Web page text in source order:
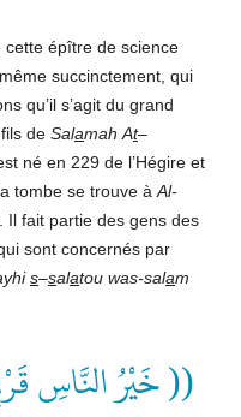
cette épître de science
succinctement, qui
qu’il s’agit du grand
fils de Salamah At–
né en 229 de l’Hégire et
tombe se trouve à Al-
Il fait partie des gens des
sont concernés par
s–salatou was-salam
(( خَيْرُ النَّاسِ